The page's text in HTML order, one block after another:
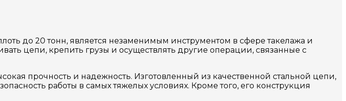
до 20 тонн, является незаменимым инструментом в сфере такелажа и
цепи, крепить грузы и осуществлять другие операции, связанные с
прочность и надежность. Изготовленный из качественной стальной цепи,
работы в самых тяжелых условиях. Кроме того, его конструкция